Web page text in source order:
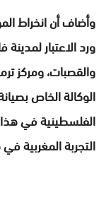
وأضاف أن انخراط
ورد الاعتبار
والقصبات، ومركز
الوكالة الخاص
الفلسطينية في هذا
التجربة المغربية